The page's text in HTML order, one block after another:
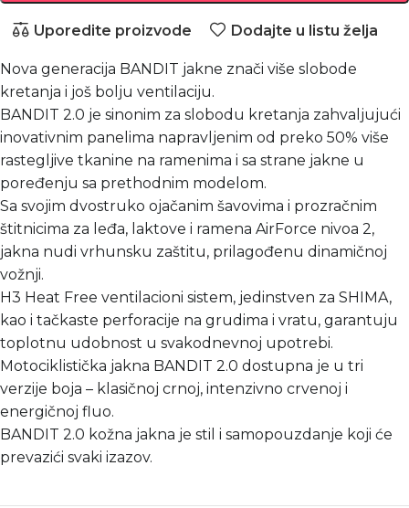
Uporedite proizvode Dodajte u listu želja
Nova generacija BANDIT jakne znači više slobode
kretanja i još bolju ventilaciju.
BANDIT 2.0 je sinonim za slobodu kretanja zahvaljujući
inovativnim panelima napravljenim od preko 50% više
rastegljive tkanine na ramenima i sa strane jakne u
poređenju sa prethodnim modelom.
Sa svojim dvostruko ojačanim šavovima i prozračnim
štitnicima za leđa, laktove i ramena AirForce nivoa 2,
jakna nudi vrhunsku zaštitu, prilagođenu dinamičnoj
vožnji.
H3 Heat Free ventilacioni sistem, jedinstven za SHIMA,
kao i tačkaste perforacije na grudima i vratu, garantuju
toplotnu udobnost u svakodnevnoj upotrebi.
Motociklistička jakna BANDIT 2.0 dostupna je u tri
verzije boja – klasičnoj crnoj, intenzivno crvenoj i
energičnoj fluo.
BANDIT 2.0 kožna jakna je stil i samopouzdanje koji će
prevazići svaki izazov.